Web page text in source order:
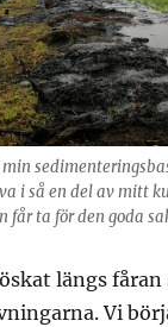
i så en del av mitt
får ta för den goda
längs fåran
Vi